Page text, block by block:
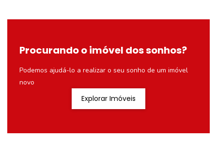
Procurando o imóvel dos sonhos?
Podemos ajudá-lo a realizar o seu sonho de um imóvel
novo
Explorar Imóveis